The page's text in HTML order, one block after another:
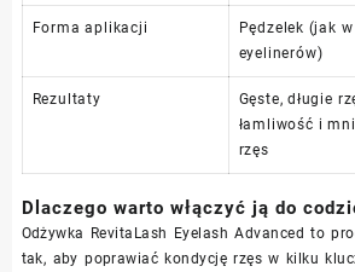
Forma aplikacji
Pędzelek (jak
eyelinerów)
Rezultaty
Gęste, długie
łamliwość i
rzęs
Dlaczego warto włączyć ją do
Odżywka RevitaLash Eyelash Advanced to
tak, aby poprawiać kondycję rzęs w kilku